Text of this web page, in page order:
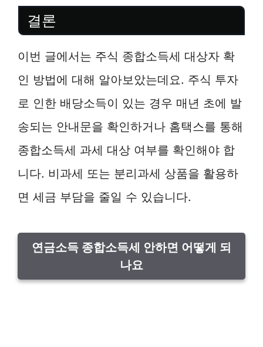
결론
이번 글에서는 주식 종합소득세 대상자 확
인 방법에 대해 알아보았는데요. 주식 투자
로 인한 배당소득이 있는 경우 매년 초에 발
송되는 안내문을 확인하거나 홈택스를 통해
종합소득세 과세 대상 여부를 확인해야 합
니다. 비과세 또는 분리과세 상품을 활용하
면 세금 부담을 줄일 수 있습니다.
연금소득 종합소득세 안하면 어떻게 되
나요